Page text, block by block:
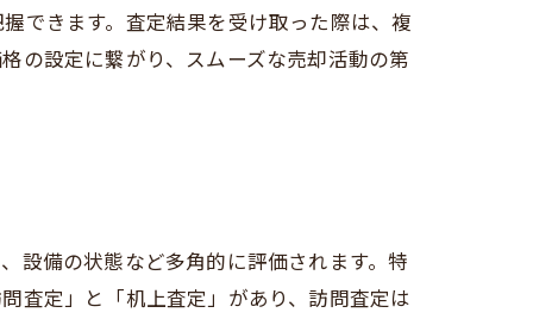
できます。査定結果を受け取った際は、複
の設定に繋がり、スムーズな売却活動の第
設備の状態など多角的に評価されます。特
査定」と「机上査定」があり、訪問査定は